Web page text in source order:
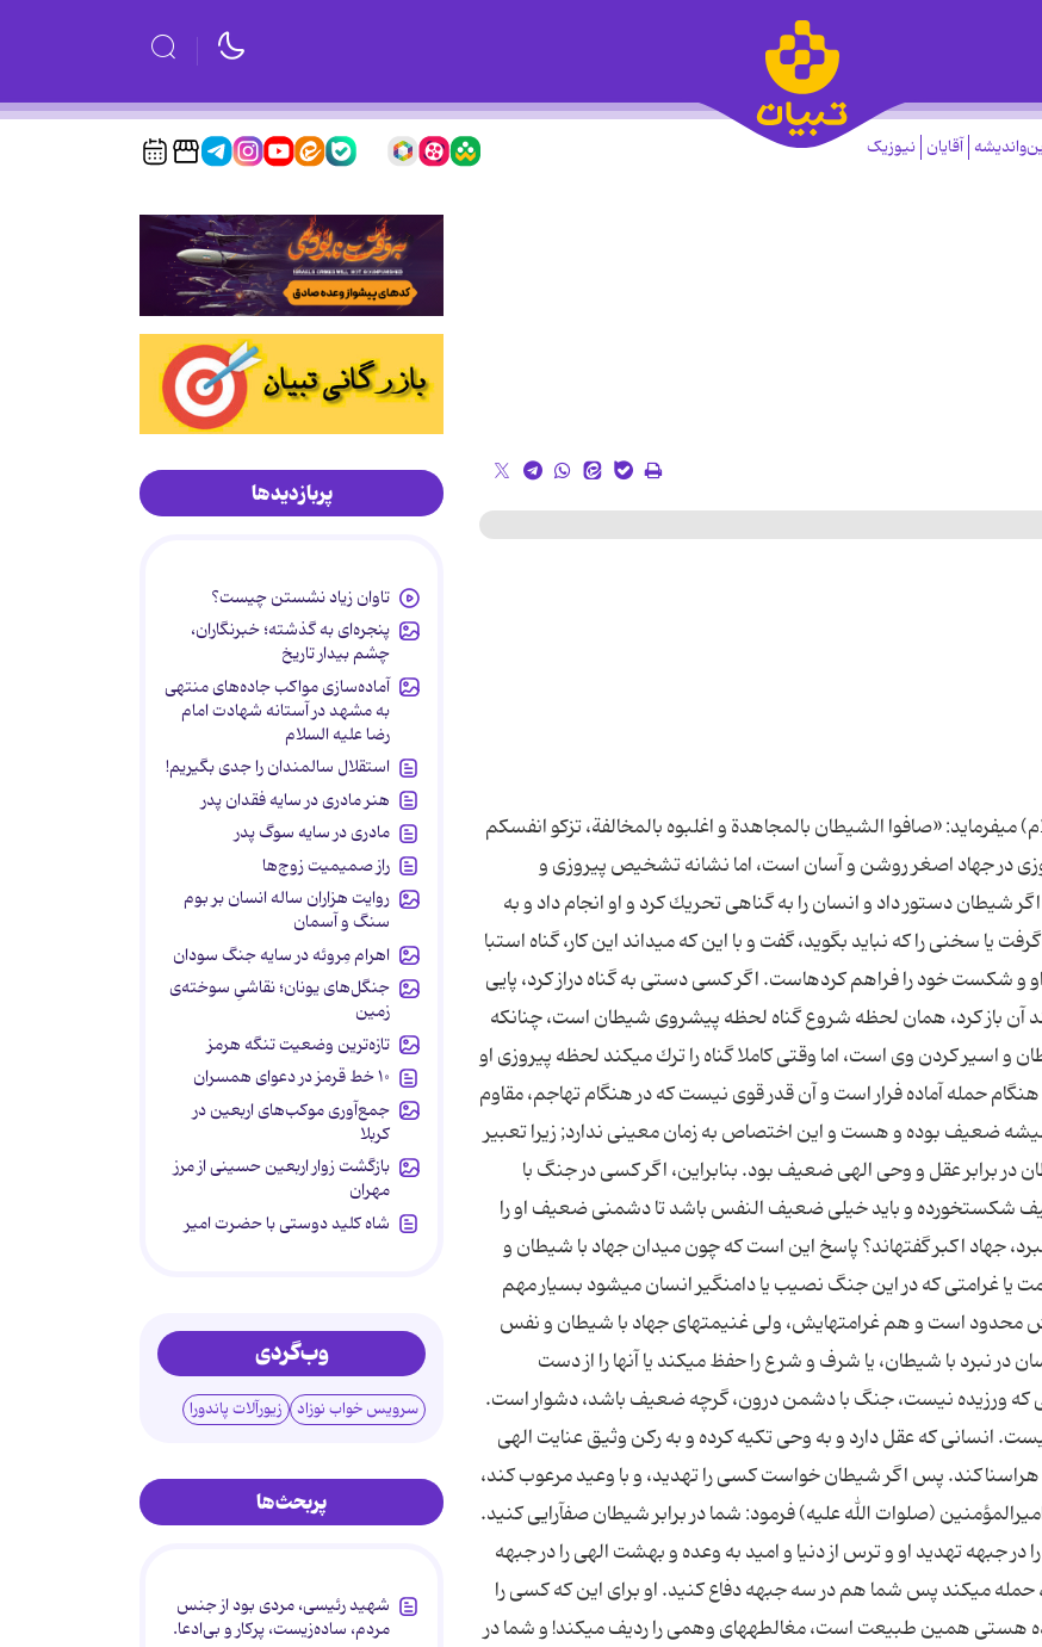
آقایان نیوزیک
«صافوا الشیطان بالمجاهدة و اغلبوه بالمخالفة، تزكو انفسكم
شكست و پیروزى در جهاد اصغر روشن و آسان است، اما نشانه تشخیص پیروزى و
دستور داد و انسان را به گناهى تحریك كرد و او انجام داد و به
یا سخنى را كه نباید بگوید، گفت و با این كه مى‏داند این كار، گناه است‏با
و شكست ‏خود را فراهم كرده‏است. اگر كسى دستى به گناه دراز كرد، پایى
آن باز كرد، همان لحظه شروع گناه لحظه پیشروى شیطان است، چنانكه
اسیر كردن وى است، اما وقتى كاملا گناه را ترك مى‏كند لحظه پیروزى او
حمله آماده فرار است و آن قدر قوى نیست كه در هنگام تهاجم، مقاوم
كان ضعیفا» " 2 كید شیطان همیشه ضعیف بوده و هست و این اختصاص به زمان معینى ندارد; زیرا تعبیر
در برابر عقل و وحى الهى ضعیف بود. بنابراین، اگر كسى در جنگ با
و باید خیلى ضعیف النفس باشد تا دشمنى ضعیف او را
اكبر گفته‏اند؟ پاسخ این است كه چون میدان جهاد با شیطان و
‏یا غرامتى كه در این جنگ نصیب یا دامنگیر انسان مى‏شود بسیار مهم
است و هم غرامتهایش، ولى غنیمتهاى جهاد با شیطان و نفس
در نبرد با شیطان، یا شرف و شرع را حفظ مى‏كند یا آنها را از دست
كه ورزیده نیست، جنگ با دشمن درون، گرچه ضعیف باشد، دشوار است.
انسانى كه عقل دارد و به وحى تكیه كرده و به ركن وثیق عنایت الهى
پس اگر شیطان خواست كسى را تهدید، و با وعید مرعوب كند،
(صلوات الله علیه) فرمود: شما در برابر شیطان صف‏آرایى كنید.
جبهه تهدید او و ترس از دنیا و امید به وعده و بهشت الهى را در جبهه
حمله مى‏كند پس شما هم در سه جبهه دفاع كنید. او براى این كه كسى را
هستى همین طبیعت است، مغالطه‏هاى وهمى را ردیف مى‏كند! و شما در
پربازدیدها
تاوان زیاد نشستن چیست؟
پنجره‌ای به گذشته؛ خبرنگاران،
چشم بیدار تاریخ
آماده‌سازی مواکب جاده‌های منتهی
به مشهد در آستانه شهادت امام
رضا علیه السلام
استقلال سالمندان را جدی بگیریم!
هنر مادری در سایه‌ فقدان پدر
مادری در سایه سوگ پدر
راز صمیمیت زوج‌ها
روایت هزاران ساله انسان بر بوم
سنگ و آسمان
اهرام مِروئه در سایه جنگ سودان
جنگل‌های یونان؛ نقاشیِ سوخته‌ی
زمین
تازه‌ترین وضعیت تنگه هرمز
۱۰ خط قرمز در دعوای همسران
جمع‌آوری موکب‌های اربعین در
کربلا
بازگشت زوار اربعین حسینی از مرز
مهران
شاه کلید دوستی با حضرت امیر
وب‌گردی
سرویس خواب نوزاد زیورآلات پاندورا
پربحث‌ها
شهید رئیسی، مردی بود از جنس
مردم، ساده‌زیست، پرکار و بی‌ادعا.